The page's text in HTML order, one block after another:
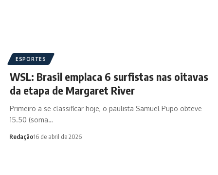
ESPORTES
WSL: Brasil emplaca 6 surfistas nas oitavas
da etapa de Margaret River
Primeiro a se classificar hoje, o paulista Samuel Pupo obteve
15.50 (soma…
Redação16 de abril de 2026